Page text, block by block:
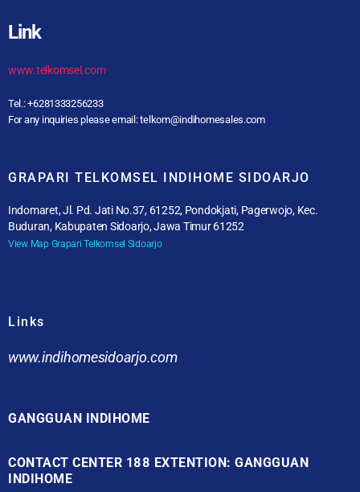
Link
www.telkomsel.com
Tel.: +6281333256233
For any inquiries please email: telkom@indihomesales.com
GRAPARI TELKOMSEL INDIHOME SIDOARJO
Indomaret, Jl. Pd. Jati No.37, 61252, Pondokjati, Pagerwojo, Kec.
Buduran, Kabupaten Sidoarjo, Jawa Timur 61252
View Map Grapari Telkomsel Sidoarjo
Links
www.indihomesidoarjo.com
GANGGUAN INDIHOME
CONTACT CENTER 188 EXTENTION: GANGGUAN
INDIHOME